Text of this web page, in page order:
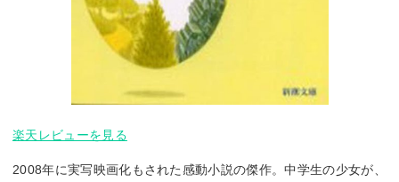
楽天レビューを見る
2008年に実写映画化もされた感動小説の傑作。中学生の少女が、